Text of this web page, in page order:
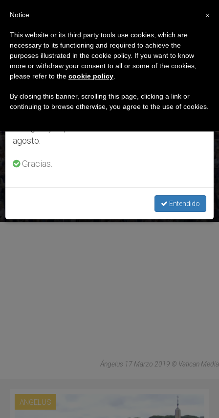
DÍA
Marzo 17th, 2019
ÚLTIMAS NOTICIAS
Ángelus: El Papa Francisco desea a todos "un ¡buen
domingo!"
Ángelus 17 Marzo 2019 © Vatican Media
ANGELUS
×
Aviso importante
Del 27 de julio al 7 de agosto haremos la pausa
anual, aprovechando que en el periodo de verano
se generan menos informaciones y también el
agosto.
Gracias.
Entendido
x
Notice
This website or its third party tools use cookies, which are
necessary to its functioning and required to achieve the
purposes illustrated in the cookie policy. If you want to know
more or withdraw your consent to all or some of the cookies,
please refer to the cookie policy
By closing this banner, scrolling this page, clicking a link or
continuing to browse otherwise, you agree to the use of cookies.